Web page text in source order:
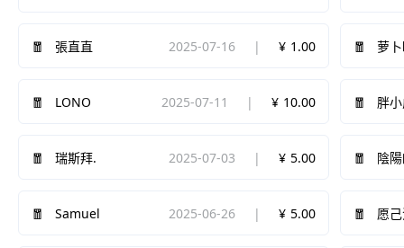
張直直 2025-07-16 1.00 萝
LONO 2025-07-11 10.00 胖
瑞斯拜. 2025-07-03 5.00 陰
Samuel 2025-06-26 5.00 愿